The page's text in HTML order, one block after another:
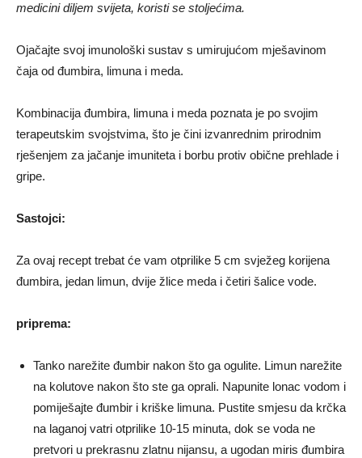
medicini diljem svijeta, koristi se stoljećima.
Ojačajte svoj imunološki sustav s umirujućom mješavinom
čaja od đumbira, limuna i meda.
Kombinacija đumbira, limuna i meda poznata je po svojim
terapeutskim svojstvima, što je čini izvanrednim prirodnim
rješenjem za jačanje imuniteta i borbu protiv obične prehlade i
gripe.
Sastojci:
Za ovaj recept trebat će vam otprilike 5 cm svježeg korijena
đumbira, jedan limun, dvije žlice meda i četiri šalice vode.
priprema:
Tanko narežite đumbir nakon što ga ogulite. Limun narežite
na kolutove nakon što ste ga oprali. Napunite lonac vodom i
pomiješajte đumbir i kriške limuna. Pustite smjesu da krčka
na laganoj vatri otprilike 10-15 minuta, dok se voda ne
pretvori u prekrasnu zlatnu nijansu, a ugodan miris đumbira